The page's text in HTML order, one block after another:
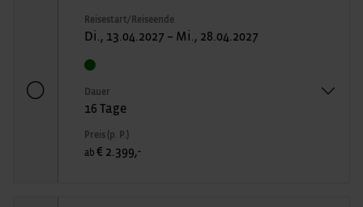
Reisestart/Reiseende
Di., 13.04.2027 – Mi., 28.04.2027
Dauer
16 Tage
Preis (p. P.)
ab € 2.399,-